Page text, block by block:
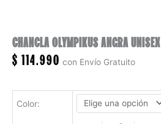
CHANCLA OLYMPIKUS ANGRA UNISEX
$ 114.990 con Envío Gratuito
Color: